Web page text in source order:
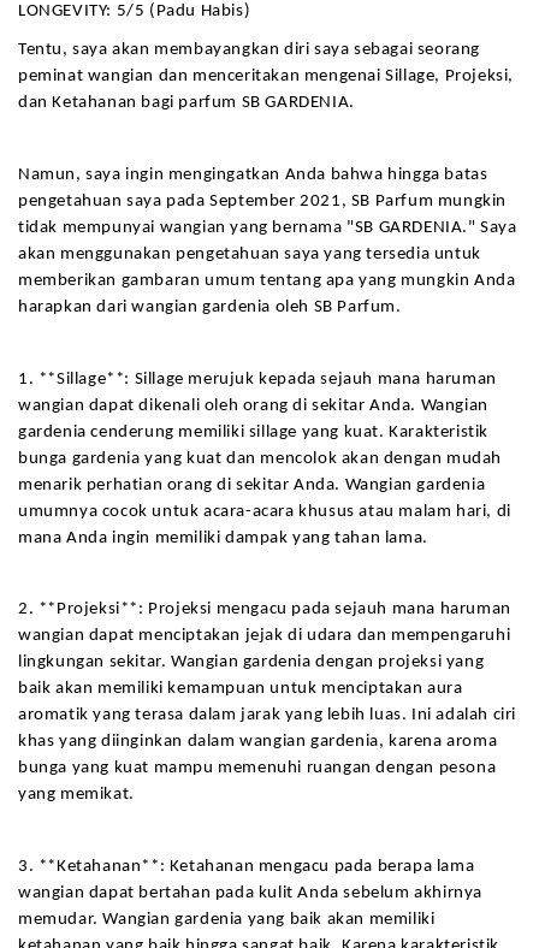
LONGEVITY: 5/5 (Padu Habis)
Tentu, saya akan membayangkan diri saya sebagai seorang
peminat wangian dan menceritakan mengenai Sillage, Projeksi,
dan Ketahanan bagi parfum SB GARDENIA.
Namun, saya ingin mengingatkan Anda bahwa hingga batas
pengetahuan saya pada September 2021, SB Parfum mungkin
tidak mempunyai wangian yang bernama "SB GARDENIA." Saya
akan menggunakan pengetahuan saya yang tersedia untuk
memberikan gambaran umum tentang apa yang mungkin Anda
harapkan dari wangian gardenia oleh SB Parfum.
1. **Sillage**: Sillage merujuk kepada sejauh mana haruman
wangian dapat dikenali oleh orang di sekitar Anda. Wangian
gardenia cenderung memiliki sillage yang kuat. Karakteristik
bunga gardenia yang kuat dan mencolok akan dengan mudah
menarik perhatian orang di sekitar Anda. Wangian gardenia
umumnya cocok untuk acara-acara khusus atau malam hari, di
mana Anda ingin memiliki dampak yang tahan lama.
2. **Projeksi**: Projeksi mengacu pada sejauh mana haruman
wangian dapat menciptakan jejak di udara dan mempengaruhi
lingkungan sekitar. Wangian gardenia dengan projeksi yang
baik akan memiliki kemampuan untuk menciptakan aura
aromatik yang terasa dalam jarak yang lebih luas. Ini adalah ciri
khas yang diinginkan dalam wangian gardenia, karena aroma
bunga yang kuat mampu memenuhi ruangan dengan pesona
yang memikat.
3. **Ketahanan**: Ketahanan mengacu pada berapa lama
wangian dapat bertahan pada kulit Anda sebelum akhirnya
memudar. Wangian gardenia yang baik akan memiliki